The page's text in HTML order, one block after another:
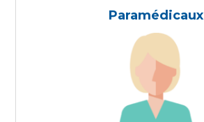
Paramédicaux